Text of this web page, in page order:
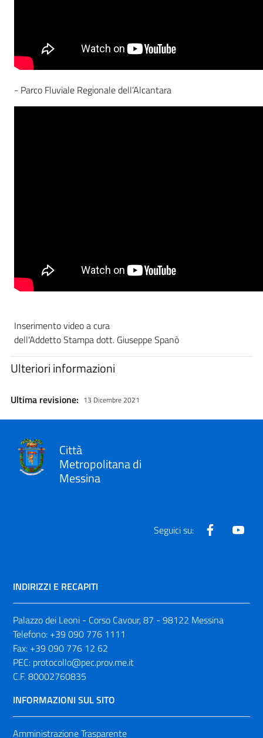
- Parco Fluviale Regionale dell’Alcantara
Inserimento video a cura
dell'Addetto Stampa dott. Giuseppe Spanò
Ulteriori informazioni
Ultima revisione: 13 Dicembre 2021
Città
Metropolitana di
Messina
Seguici su: Facebook
INDIRIZZI E RECAPITI
Palazzo dei Leoni - Corso Cavour, 87 - 98122 Messina
Telefono: +39 090 776 1111
Fax: +39 090 776 12 62
PEC: protocollo@pec.prov.me.it
C.F. 80002760835
INFORMAZIONI SUL SITO
Amministrazione Trasparente